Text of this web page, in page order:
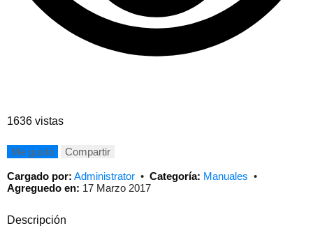
1636 vistas
Me gustó Compartir
Cargado por: Administrator • Categoría: Manuales •
Agreguedo en: 17 Marzo 2017
Descripción